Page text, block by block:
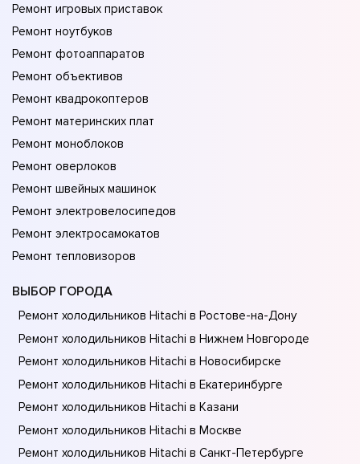
Ремонт игровых приставок
Ремонт ноутбуков
Ремонт фотоаппаратов
Ремонт объективов
Ремонт квадрокоптеров
Ремонт материнских плат
Ремонт моноблоков
Ремонт оверлоков
Ремонт швейных машинок
Ремонт электровелосипедов
Ремонт электросамокатов
Ремонт тепловизоров
ВЫБОР ГОРОДА
Ремонт холодильников Hitachi в Ростове-на-Донy
Ремонт холодильников Hitachi в Нижнем Новгороде
Ремонт холодильников Hitachi в Новосибирске
Ремонт холодильников Hitachi в Екатеринбурге
Ремонт холодильников Hitachi в Казани
Ремонт холодильников Hitachi в Москве
Ремонт холодильников Hitachi в Санкт-Петербурге